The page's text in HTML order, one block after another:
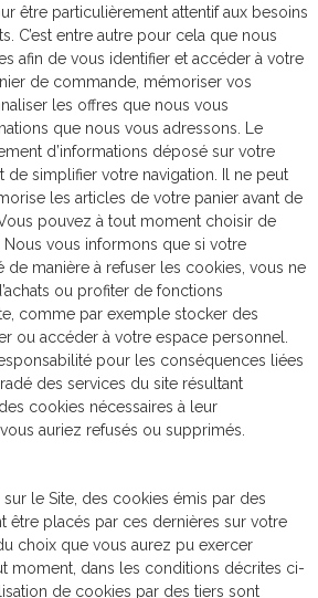
être particulièrement attentif aux besoins
C’est entre autre pour cela que nous
afin de vous identifier et accéder à votre
de commande, mémoriser vos
les offres que nous vous
que nous vous adressons. Le
d’informations déposé sur votre
de simplifier votre navigation. Il ne peut
les articles de votre panier avant de
pouvez à tout moment choisir de
vous informons que si votre
de manière à refuser les cookies, vous ne
ou profiter de fonctions
comme par exemple stocker des
ou accéder à votre espace personnel.
pour les conséquences liées
des services du site résultant
cookies nécessaires à leur
auriez refusés ou supprimés.
le Site, des cookies émis par des
être placés par ces dernières sur votre
choix que vous aurez pu exercer
moment, dans les conditions décrites ci-
de cookies par des tiers sont